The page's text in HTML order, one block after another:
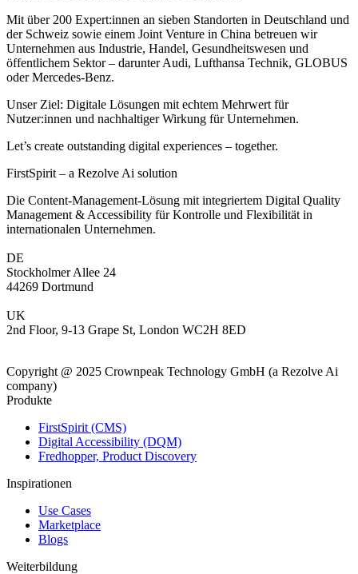
Mit über 200 Expert:innen an sieben Standorten in Deutschland und
der Schweiz sowie einem Joint Venture in China betreuen wir
Unternehmen aus Industrie, Handel, Gesundheitswesen und
öffentlichem Sektor – darunter Audi, Lufthansa Technik, GLOBUS
oder Mercedes-Benz.
Unser Ziel: Digitale Lösungen mit echtem Mehrwert für
Nutzer:innen und nachhaltiger Wirkung für Unternehmen.
Let’s create outstanding digital experiences – together.
FirstSpirit – a Rezolve Ai solution
Die Content-Management-Lösung mit integriertem Digital Quality
Management & Accessibility für Kontrolle und Flexibilität in
internationalen Unternehmen.
DE
Stockholmer Allee 24
44269 Dortmund
UK
2nd Floor, 9-13 Grape St, London WC2H 8ED
Copyright @ 2025 Crownpeak Technology GmbH (a Rezolve Ai
company)
Produkte
FirstSpirit (CMS)
Digital Accessibility (DQM)
Fredhopper, Product Discovery
Inspirationen
Use Cases
Marketplace
Blogs
Weiterbildung